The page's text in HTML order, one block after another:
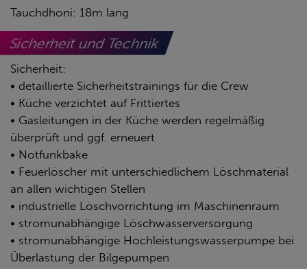
Tauchdhoni: 18m lang
Sicherheit und Technik
Sicherheit:
• detaillierte Sicherheitstrainings für die Crew
• Küche verzichtet auf Frittiertes
• Gasleitungen in der Küche werden regelmäßig
überprüft und ggf. erneuert
• Notfunkbake
• Feuerlöscher mit unterschiedlichem Löschmaterial
an allen wichtigen Stellen
• industrielle Löschvorrichtung im Maschinenraum
• stromunabhängige Löschwasserversorgung
• stromunabhängige Hochleistungswasserpumpe bei
Überlastung der Bilgepumpen